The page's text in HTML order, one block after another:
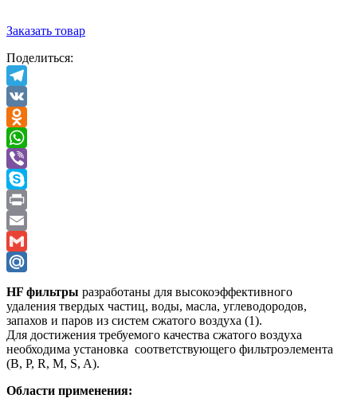
Заказать товар
Поделиться:
Telegram
VK
Odnoklassniki
WhatsApp
Viber
Skype
Print
Email
Gmail
HF фильтры разработаны для высокоэффективного
удаления твердых частиц, воды, масла, углеводородов,
запахов и паров из систем сжатого воздуха (1).
Для достижения требуемого качества сжатого воздуха
необходима установка соответствующего фильтроэлемента
(B, P, R, M, S, A).
Области применения: